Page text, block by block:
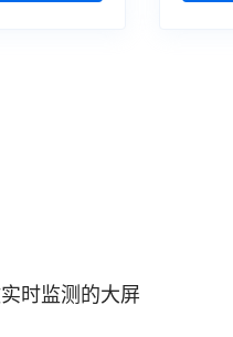
时监测的大屏